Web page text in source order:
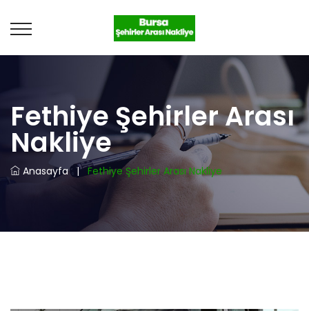
Fethiye Şehirler Arası
Nakliye
Anasayfa | Fethiye Şehirler Arası Nakliye